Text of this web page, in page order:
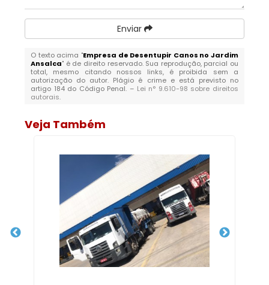
Enviar
O texto acima "Empresa de Desentupir Canos no Jardim
Ansalca" é de direito reservado. Sua reprodução, parcial ou
total, mesmo citando nossos links, é proibida sem a
autorização do autor. Plágio é crime e está previsto no
artigo 184 do Código Penal. – Lei n° 9.610-98 sobre direitos
autorais.
Veja Também